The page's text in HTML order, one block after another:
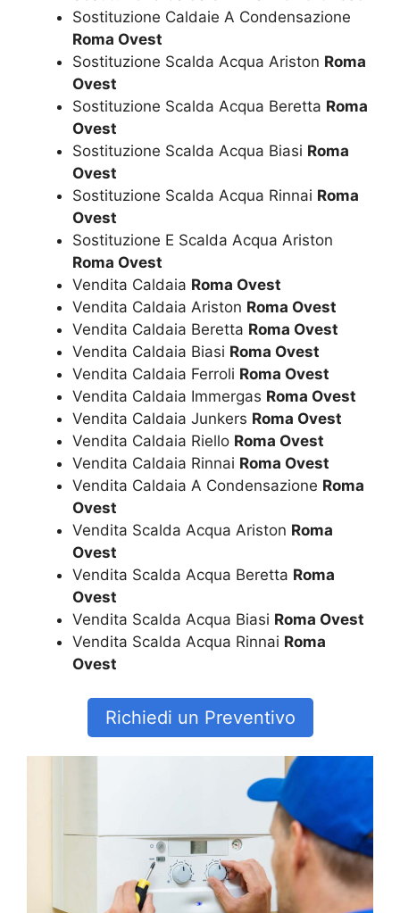
Sostituzione Caldaie A Condensazione
Roma Ovest
Sostituzione Scalda Acqua Ariston Roma
Ovest
Sostituzione Scalda Acqua Beretta Roma
Ovest
Sostituzione Scalda Acqua Biasi Roma
Ovest
Sostituzione Scalda Acqua Rinnai Roma
Ovest
Sostituzione E Scalda Acqua Ariston
Roma Ovest
Vendita Caldaia Roma Ovest
Vendita Caldaia Ariston Roma Ovest
Vendita Caldaia Beretta Roma Ovest
Vendita Caldaia Biasi Roma Ovest
Vendita Caldaia Ferroli Roma Ovest
Vendita Caldaia Immergas Roma Ovest
Vendita Caldaia Junkers Roma Ovest
Vendita Caldaia Riello Roma Ovest
Vendita Caldaia Rinnai Roma Ovest
Vendita Caldaia A Condensazione Roma
Ovest
Vendita Scalda Acqua Ariston Roma
Ovest
Vendita Scalda Acqua Beretta Roma
Ovest
Vendita Scalda Acqua Biasi Roma Ovest
Vendita Scalda Acqua Rinnai Roma
Ovest
Richiedi un Preventivo